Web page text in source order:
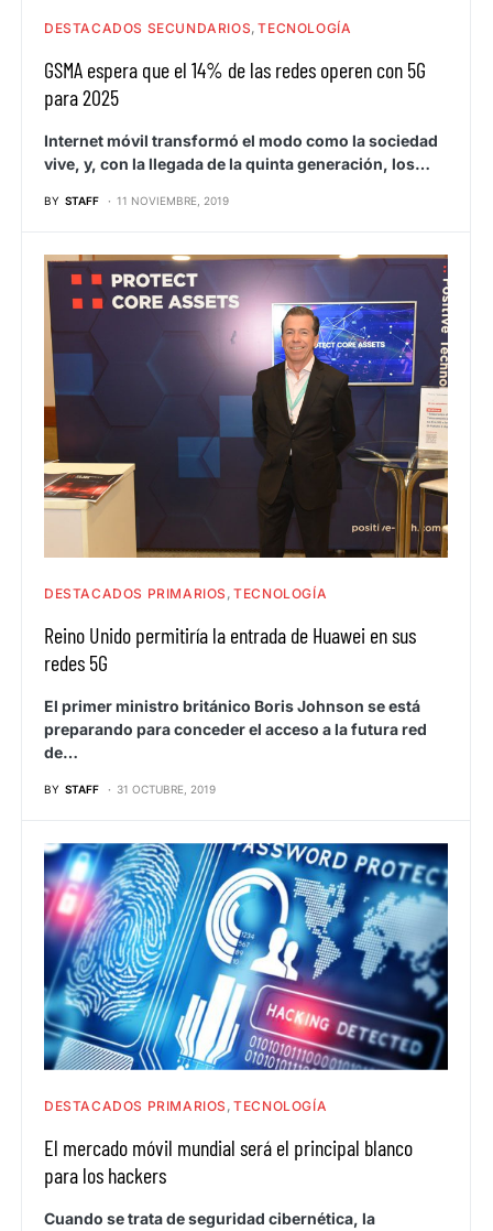
DESTACADOS SECUNDARIOS TECNOLOGÍA
GSMA espera que el 14% de las redes operen con 5G
para 2025
Internet móvil transformó el modo como la sociedad
vive, y, con la llegada de la quinta generación, los…
BY STAFF 11 NOVIEMBRE, 2019
DESTACADOS PRIMARIOS TECNOLOGÍA
Reino Unido permitiría la entrada de Huawei en sus
redes 5G
El primer ministro británico Boris Johnson se está
preparando para conceder el acceso a la futura red
de…
BY STAFF 31 OCTUBRE, 2019
DESTACADOS PRIMARIOS TECNOLOGÍA
El mercado móvil mundial será el principal blanco
para los hackers
Cuando se trata de seguridad cibernética, la